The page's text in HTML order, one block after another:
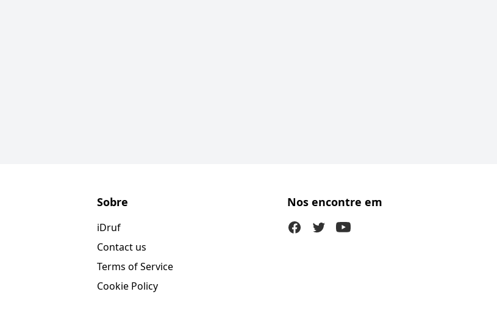
Sobre
iDruf
Contact us
Terms of Service
Cookie Policy
Nos encontre em
FacebookTwitter (X)Youtube